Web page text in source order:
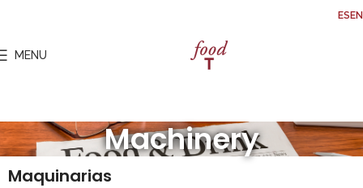
ES EN
MENU
Machinery
Maquinarias